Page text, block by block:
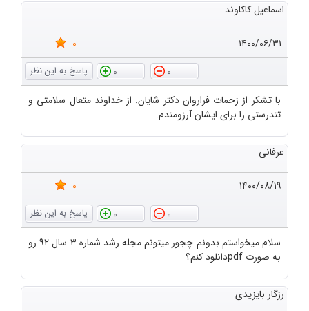
اسماعیل کاکاوند
۱۴۰۰/۰۶/۳۱
0
0
0
با تشکر از زحمات فراروان دکتر شایان. از خداوند متعال سلامتی و
تندرستی را برای ایشان آرزومندم.
عرفانی
۱۴۰۰/۰۸/۱۹
0
0
0
سلام میخواستم بدونم چجور میتونم مجله رشد شماره ۳ سال ۹۲ رو
به صورت pdfدانلود کنم؟
رزگار بایزیدی